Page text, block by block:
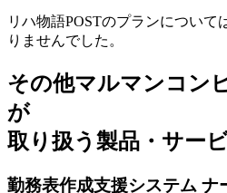
リハ物語POSTのプランについて
りませんでした。
その他マルマンコン
が
取り扱う製品・サー
勤務表作成支援システム ナ